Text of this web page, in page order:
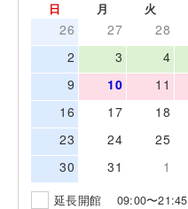
日 月 火
26 27 28
2
3 4
9
10 11
16
17 18
23
24 25
30
31 1
延長開館 09:00〜21:45